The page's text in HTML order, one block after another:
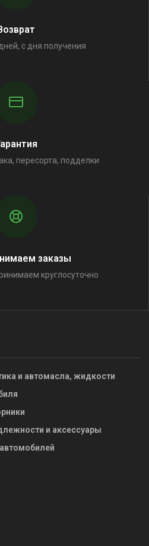
с дня получения
пересорта, подделки
заказы
круглосуточно
и автомасла, жидкости
и аксессуары